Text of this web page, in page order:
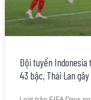
Đội tuyển Indonesia
43 bậc, Thái Lan